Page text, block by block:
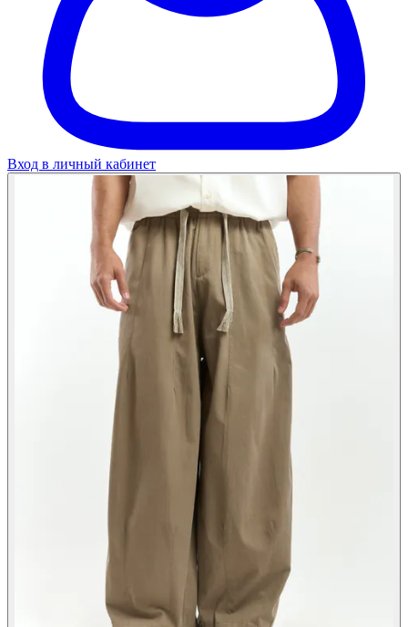
Вход в личный кабинет